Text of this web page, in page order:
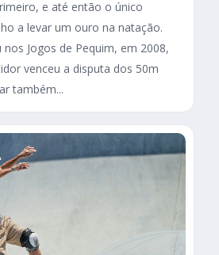
e até então o único
a levar um ouro na natação.
Jogos de Pequim, em 2008,
venceu a disputa dos 50m
também...